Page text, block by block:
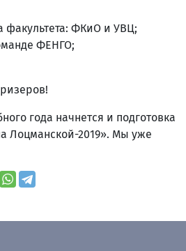
факультета: ФКиО и УВЦ;
ФЕНГО;
года начнется и подготовка
Лоцманской-2019». Мы уже